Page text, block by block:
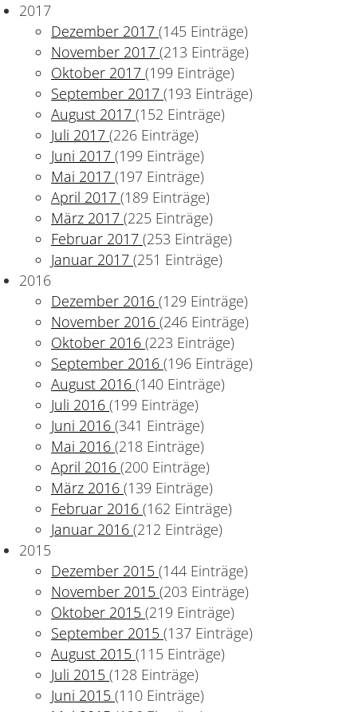
öffentliches Archiv
2017
Dezember 2017(145 Einträge)
November 2017(213 Einträge)
Oktober 2017(199 Einträge)
September 2017(193 Einträge)
August 2017(152 Einträge)
Juli 2017(226 Einträge)
Juni 2017(199 Einträge)
Mai 2017(197 Einträge)
April 2017(189 Einträge)
März 2017(225 Einträge)
Februar 2017(253 Einträge)
Januar 2017(251 Einträge)
2016
Dezember 2016(129 Einträge)
November 2016(246 Einträge)
Oktober 2016(223 Einträge)
September 2016(196 Einträge)
August 2016(140 Einträge)
Juli 2016(199 Einträge)
Juni 2016(341 Einträge)
Mai 2016(218 Einträge)
April 2016(200 Einträge)
März 2016(139 Einträge)
Februar 2016(162 Einträge)
Januar 2016(212 Einträge)
2015
Dezember 2015(144 Einträge)
November 2015(203 Einträge)
Oktober 2015(219 Einträge)
September 2015(137 Einträge)
August 2015(115 Einträge)
Juli 2015(128 Einträge)
Juni 2015(110 Einträge)